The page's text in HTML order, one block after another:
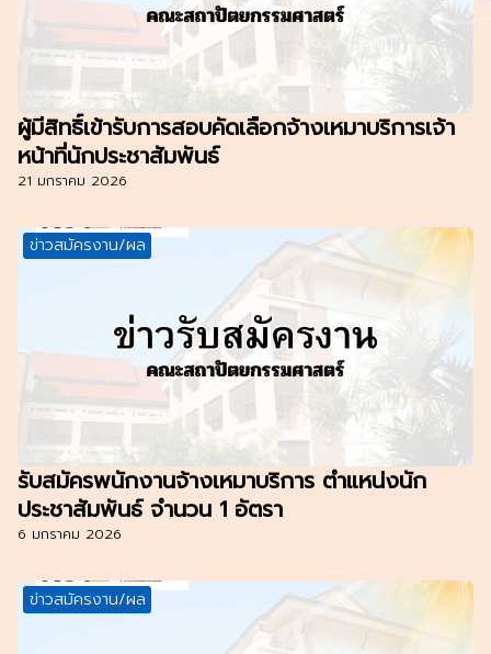
ผู้มีสิทธิ์เข้ารับการสอบคัดเลือกจ้างเหมาบริการเจ้า
หน้าที่นักประชาสัมพันธ์
21 มกราคม 2026
ข่าวสมัครงาน/ผล
รับสมัครพนักงานจ้างเหมาบริการ ตำแหน่งนัก
ประชาสัมพันธ์ จำนวน 1 อัตรา
6 มกราคม 2026
ข่าวสมัครงาน/ผล